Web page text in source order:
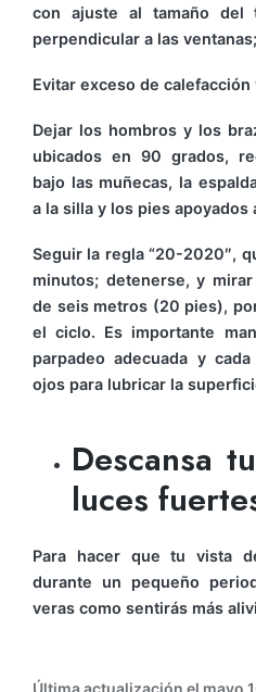
con ajuste al tamaño del
perpendicular a las ventanas;
Evitar exceso de
Dejar los hombros y los
ubicados en 90 grados,
bajo las muñecas, la
a la silla y los pies apoyados
Seguir la regla “20-2020″,
minutos; detenerse, y
de seis metros (20 pies),
el ciclo. Es importante
parpadeo adecuada y
ojos para lubricar la
Descansa
luces
Para hacer que tu vista
durante un pequeño
veras como sentirás más